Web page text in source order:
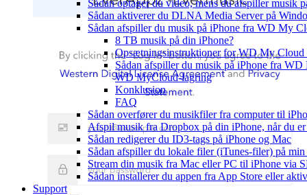
Sådan optager du video, mens du afspiller musik
Sådan aktiverer du DLNA Media Server på
Sådan afspiller du musik på iPhone fra WD My
8 TB musik på din iPhone?
Opsætningsinstruktioner for WD My Cloud
Sådan afspiller du musik på iPhone fra
WD MyCloud-lagring
Konklusion
FAQ
Sådan overfører du musikfiler fra computer til
Afspil musik fra Dropbox på din iPhone, når du
Sådan redigerer du ID3-tags på iPhone og Mac
Sådan afspiller du lokale filer (iTunes-filer) på min
Stream din musik fra Mac eller PC til iPhone via
Sådan installerer du appen fra App Store eller
Support